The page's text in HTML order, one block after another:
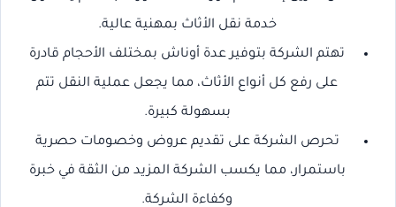
خدمة نقل الأثاث بمهنية عالية.
تهتم الشركة بتوفير عدة أوناش بمختلف الأحجام قادرة
على رفع كل أنواع الأثاث، مما يجعل عملية النقل تتم
بسهولة كبيرة.
تحرص الشركة على تقديم عروض وخصومات حصرية
باستمرار، مما يكسب الشركة المزيد من الثقة في خبرة
وكفاءة الشركة.